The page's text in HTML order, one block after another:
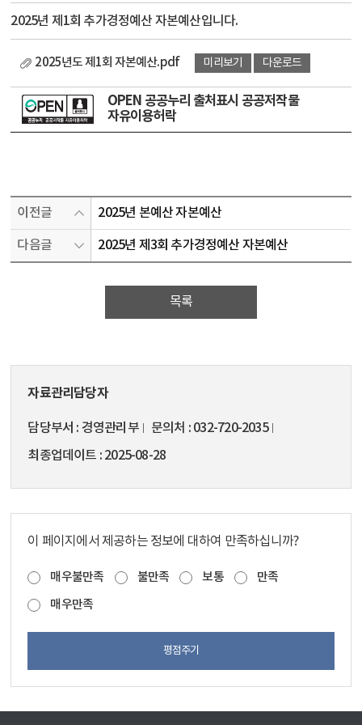
2025년 제1회 추가경정예산 자본예산입니다.
2025년도 제1회 자본예산.pdf 미리보기 다운로드
OPEN 공공누리 출처표시 공공저작물
자유이용허락
이전글 2025년 본예산 자본예산
다음글 2025년 제3회 추가경정예산 자본예산
목록
자료관리담당자
담당부서 경영관리부 문의처
032-720-2035
최종업데이트
2025-08-28
이 페이지에서 제공하는 정보에 대하여 만족하십니까?
매우불만족 불만족 보통
만족
매우만족
평점주기